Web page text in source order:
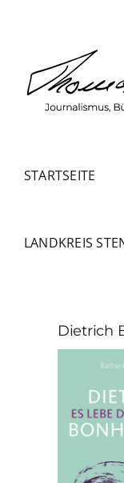
springen
STARTSEITE
LANDKREIS
Dietrich